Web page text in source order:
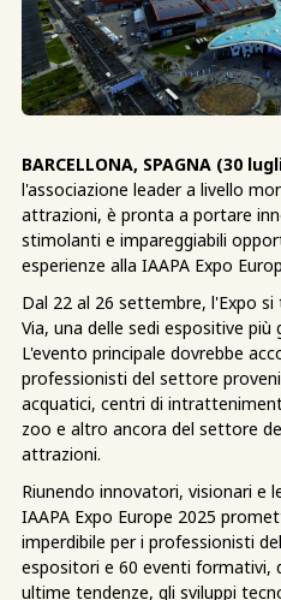
BARCELLONA, SPAGNA (30
l'associazione leader a livello
attrazioni, è pronta a portare
stimolanti e impareggiabili
esperienze alla IAAPA Expo
Dal 22 al 26 settembre, l'Expo
Via, una delle sedi espositive più
L'evento principale dovrebbe
professionisti del settore
acquatici, centri di
zoo e altro ancora del settore
attrazioni.
Riunendo innovatori, visionari e
IAAPA Expo Europe 2025
imperdibile per i professionisti
espositori e 60 eventi formativi,
ultime tendenze, gli sviluppi